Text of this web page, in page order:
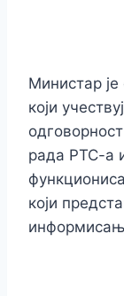
Министар
који
рада РТС-а
који